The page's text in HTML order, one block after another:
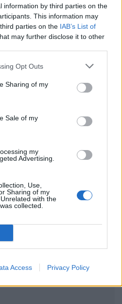
information by third parties on the
This information may
parties on the IAB’s List of
may further disclose it to other
Opt Outs
Sharing of my
Sale of my
my
Advertising.
Use,
Sharing of my
with the
collected.
Access Privacy Policy
νέα.
και στοInstagram